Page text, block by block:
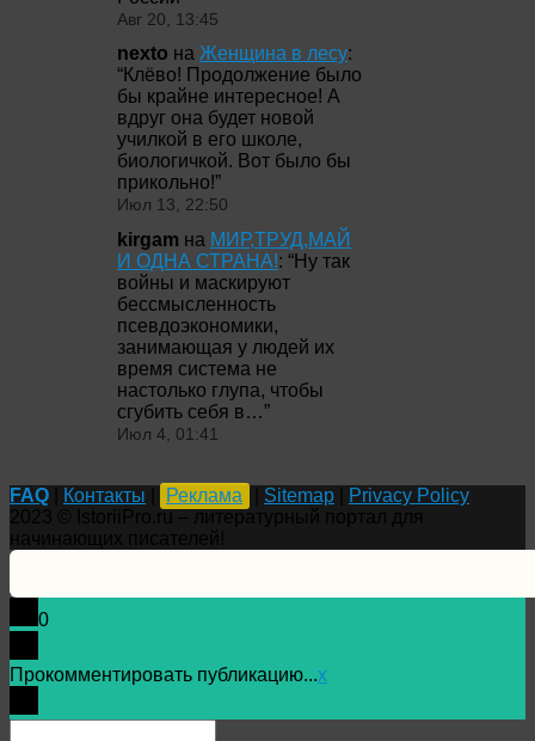
Авг 20, 13:45
nexto на Женщина в лесу:
“Клёво! Продолжение было
бы крайне интересное! А
вдруг она будет новой
училкой в его школе,
биологичкой. Вот было бы
прикольно!”
Июл 13, 22:50
kirgam на МИР,ТРУД,МАЙ
И ОДНА СТРАНА!: “Ну так
войны и маскируют
бессмысленность
псевдоэкономики,
занимающая у людей их
время система не
настолько глупа, чтобы
сгубить себя в…”
Июл 4, 01:41
FAQ Контакты Реклама Sitemap
Privacy Policy
0
Прокомментировать публикацию...x